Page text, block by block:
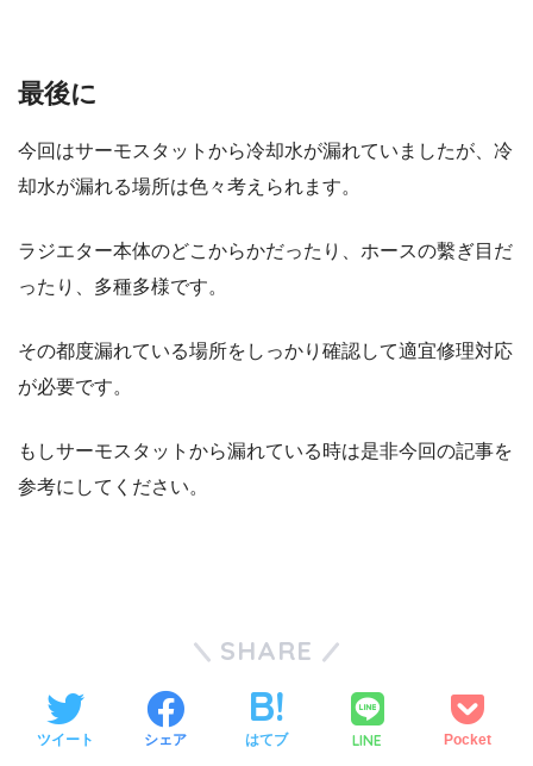
最後に
今回はサーモスタットから冷却水が漏れていましたが、冷
却水が漏れる場所は色々考えられます。
ラジエター本体のどこからかだったり、ホースの繫ぎ目だ
ったり、多種多様です。
その都度漏れている場所をしっかり確認して適宜修理対応
が必要です。
もしサーモスタットから漏れている時は是非今回の記事を
参考にしてください。
SHARE
ツイート シェア はてブ LINE Pocket